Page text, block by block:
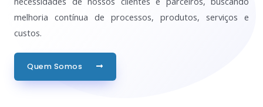
melhoria contínua de processos, produtos, serviços e
custos.
Quem Somos